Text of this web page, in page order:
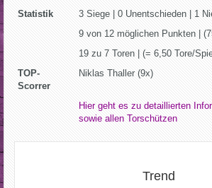
Statistik
3 Siege | 0 Unentschieden | 1
9 von 12 möglichen Punkten |
19 zu 7 Toren | (= 6,50 Tore/
TOP-
Scorrer
Niklas Thaller (9x)
Hier geht es zu detaillierten
sowie allen Torschützen
Trend